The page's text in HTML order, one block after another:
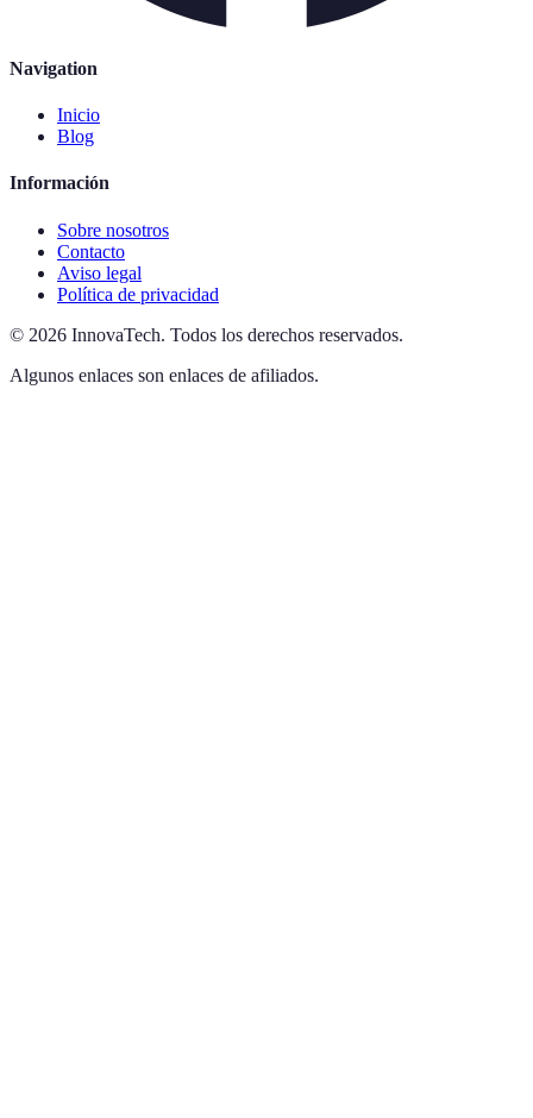
Navigation
Inicio
Blog
Información
Sobre nosotros
Contacto
Aviso legal
Política de privacidad
© 2026 InnovaTech. Todos los derechos reservados.
Algunos enlaces son enlaces de afiliados.